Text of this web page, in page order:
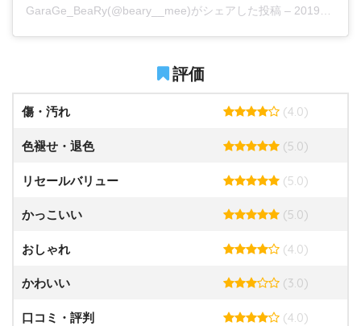
GaraGe_BeaRy(@beary__mee)がシェアした投稿 – 2019年10月月27日午前9時45分PDT
評価
傷・汚れ (4.0)
色褪せ・退色 (5.0)
リセールバリュー (5.0)
かっこいい (5.0)
おしゃれ (4.0)
かわいい (3.0)
口コミ・評判 (4.0)